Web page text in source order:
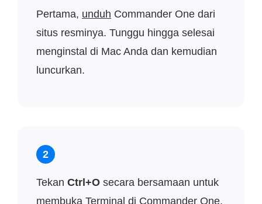
Pertama, unduh Commander One dari
situs resminya. Tunggu hingga selesai
menginstal di Mac Anda dan kemudian
luncurkan.
2
Tekan Ctrl+O secara bersamaan untuk
membuka Terminal di Commander One.